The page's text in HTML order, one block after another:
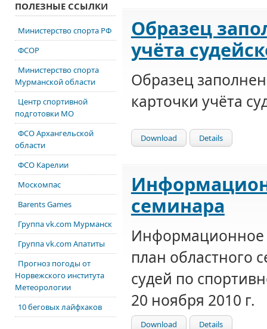
Образец
учёта
Образец
карточки учёта
Download Details
семинара
план областного
судей по
20 ноября 2010 г.
Download Details
ПОЛЕЗНЫЕ ССЫЛКИ
Министерство спорта РФ
ФСОР
Министерство спорта
Мурманской области
Центр спортивной
подготовки МО
ФСО Архангельской
области
ФСО Карелии
Москомпас
Barents Games
Группа vk.com Мурманск
Группа vk.com Апатиты
Прогноз погоды от
Норвежского института
Метеорологии
10 беговых лайфхаков